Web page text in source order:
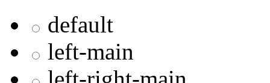
default
left-main